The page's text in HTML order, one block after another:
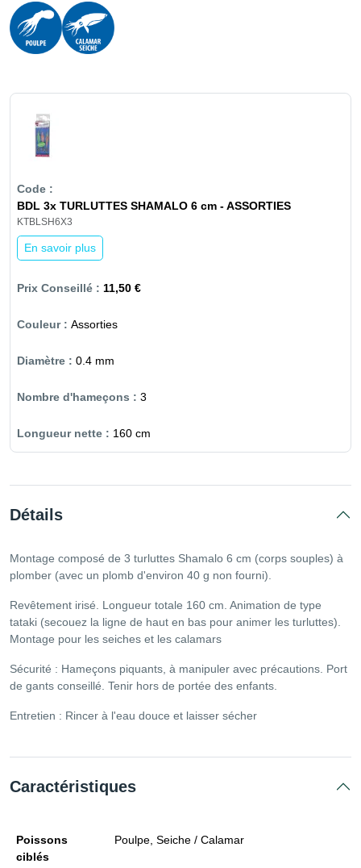
BDL 3x TURLUTTES SHAMALO 6 cm - ASSORTIES
KTBLSH6X3
En savoir plus
11,50 €
Assorties
0.4 mm
3
160 cm
Détails
Montage composé de 3 turluttes Shamalo 6 cm (corps souples) à
plomber (avec un plomb d'environ 40 g non fourni).
Revêtement irisé. Longueur totale 160 cm. Animation de type
tataki (secouez la ligne de haut en bas pour animer les turluttes).
Montage pour les seiches et les calamars
Sécurité : Hameçons piquants, à manipuler avec précautions. Port
de gants conseillé. Tenir hors de portée des enfants.
Entretien : Rincer à l'eau douce et laisser sécher
Caractéristiques
Poissons
ciblés
Poulpe, Seiche / Calamar